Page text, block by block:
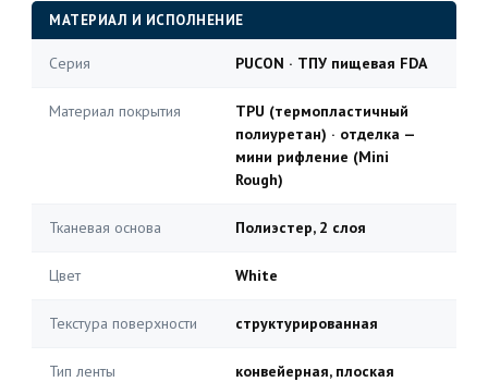
МАТЕРИАЛ И ИСПОЛНЕНИЕ
Серия PUCON · ТПУ пищевая FDA
Материал покрытия
TPU (термопластичный
полиуретан) · отделка —
мини рифление (Mini
Rough)
Тканевая основа Полиэстер, 2 слоя
Цвет White
Текстура поверхности структурированная
Тип ленты конвейерная, плоская